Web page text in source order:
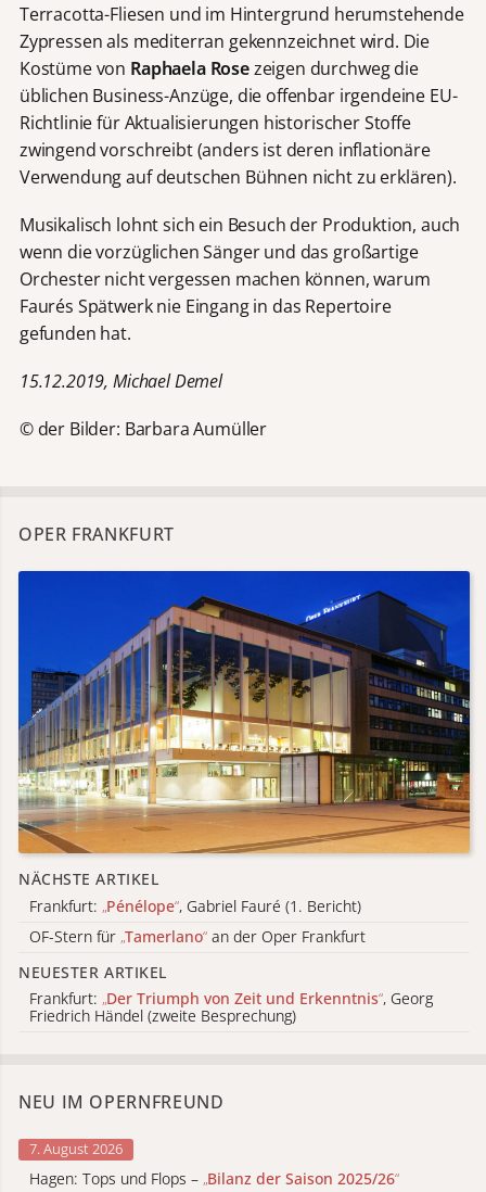
Terracotta-Fliesen und im Hintergrund herumstehende
Zypressen als mediterran gekennzeichnet wird. Die
Kostüme von Raphaela Rosezeigen durchweg die
üblichen Business-Anzüge, die offenbar irgendeine EU-
Richtlinie für Aktualisierungen historischer Stoffe
zwingend vorschreibt (anders ist deren inflationäre
Verwendung auf deutschen Bühnen nicht zu erklären).
Musikalisch lohnt sich ein Besuch der Produktion, auch
wenn die vorzüglichen Sänger und das großartige
Orchester nicht vergessen machen können, warum
Faurés Spätwerk nie Eingang in das Repertoire
gefunden hat.
15.12.2019, Michael Demel
© der Bilder: Barbara Aumüller
OPER FRANKFURT
NÄCHSTE ARTIKEL
Frankfurt: „Pénélope“, Gabriel Fauré (1. Bericht)
OF-Stern für „Tamerlano“ an der Oper Frankfurt
NEUESTER ARTIKEL
Frankfurt: „Der Triumph von Zeit und Erkenntnis“, Georg
Friedrich Händel (zweite Besprechung)
NEU IM OPERNFREUND
7. August 2026
Hagen: Tops und Flops – „Bilanz der Saison 2025/26“